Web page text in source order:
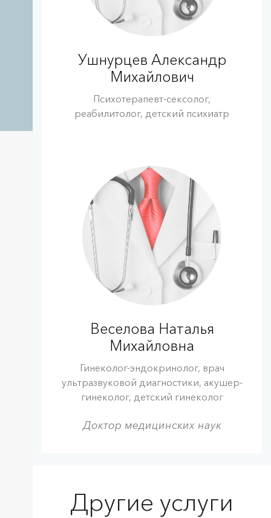
Ушнурцев Александр
Михайлович
Психотерапевт-сексолог,
реабилитолог, детский психиатр
Веселова Наталья
Михайловна
Гинеколог-эндокринолог, врач
ультразвуковой диагностики, акушер-
гинеколог, детский гинеколог
Доктор медицинских наук
Другие услуги